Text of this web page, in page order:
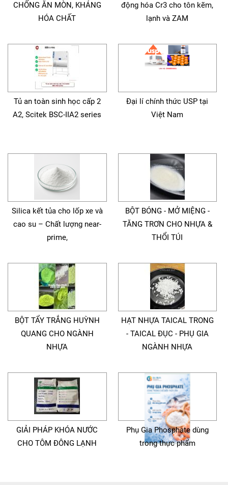
CHỐNG ĂN MÒN, KHÁNG
HÓA CHẤT
động hóa Cr3 cho tôn kẽm,
lạnh và ZAM
Tủ an toàn sinh học cấp 2
A2, Scitek BSC-IIA2 series
Đại lí chính thức USP tại
Việt Nam
Silica kết tủa cho lốp xe và
cao su – Chất lượng near-
prime,
BỘT BÓNG - MỞ MIỆNG -
TĂNG TRƠN CHO NHỰA &
THỔI TÚI
BỘT TẨY TRẮNG HUỲNH
QUANG CHO NGÀNH
NHỰA
HẠT NHỰA TAICAL TRONG
- TAICAL ĐỤC - PHỤ GIA
NGÀNH NHỰA
GIẢI PHÁP KHÓA NƯỚC
CHO TÔM ĐÔNG LẠNH
Phụ Gia Phosphate dùng
trong thực phẩm